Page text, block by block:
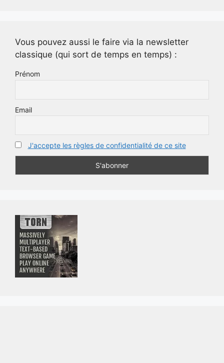
Vous pouvez aussi le faire via la newsletter
classique (qui sort de temps en temps) :
Prénom
Email
J'accepte les règles de confidentialité de ce site